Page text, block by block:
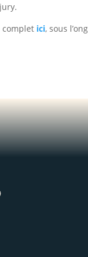
complet ici, sous